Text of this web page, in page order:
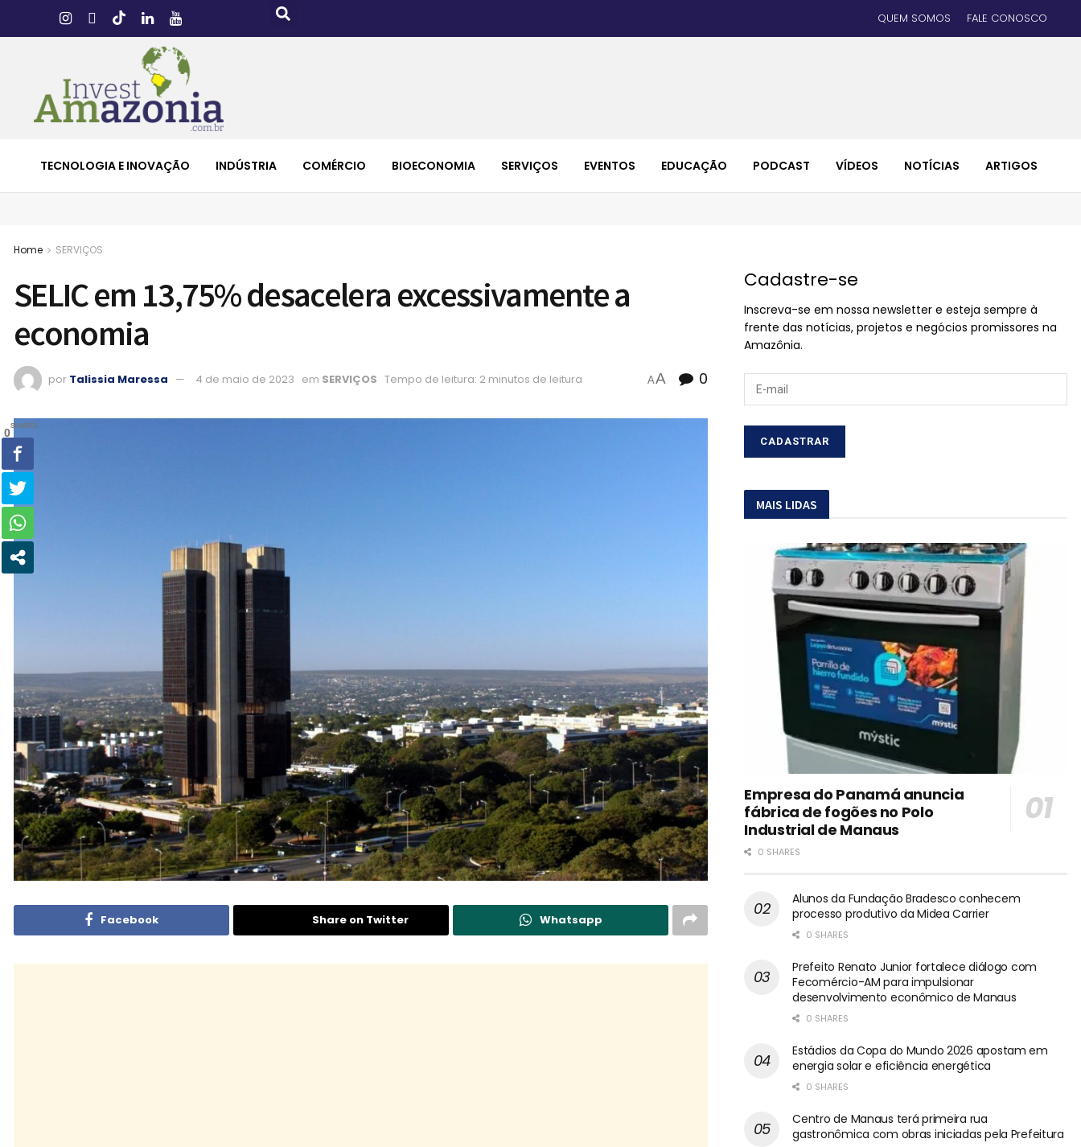
QUEM SOMOS FALE CONOSCO
TECNOLOGIA E INOVAÇÃO INDÚSTRIA COMÉRCIO BIOECONOMIA SERVIÇOS EVENTOS EDUCAÇÃO PODCAST VÍDEOS NOTÍCIAS ARTIGOS
Home SERVIÇOS
SELIC em 13,75% desacelera excessivamente a
economia
por Talissia Maressa 4 de maio de 2023 em SERVIÇOS Tempo de leitura: 2 minutos de leitura AA 0
Facebook Share on Twitter Whatsapp
Cadastre-se
Inscreva-se em nossa newsletter e esteja sempre à
frente das notícias, projetos e negócios promissores na
Amazônia.
MAIS LIDAS
Empresa do Panamá anuncia
fábrica de fogões no Polo
Industrial de Manaus
0 SHARES
Alunos da Fundação Bradesco conhecem
processo produtivo da Midea Carrier
0 SHARES
Prefeito Renato Junior fortalece diálogo com
Fecomércio-AM para impulsionar
desenvolvimento econômico de Manaus
0 SHARES
Estádios da Copa do Mundo 2026 apostam em
energia solar e eficiência energética
0 SHARES
Centro de Manaus terá primeira rua
gastronômica com obras iniciadas pela Prefeitura
0
SHARES